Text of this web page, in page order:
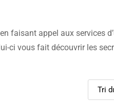
faisant appel aux services
ci vous fait découvrir les